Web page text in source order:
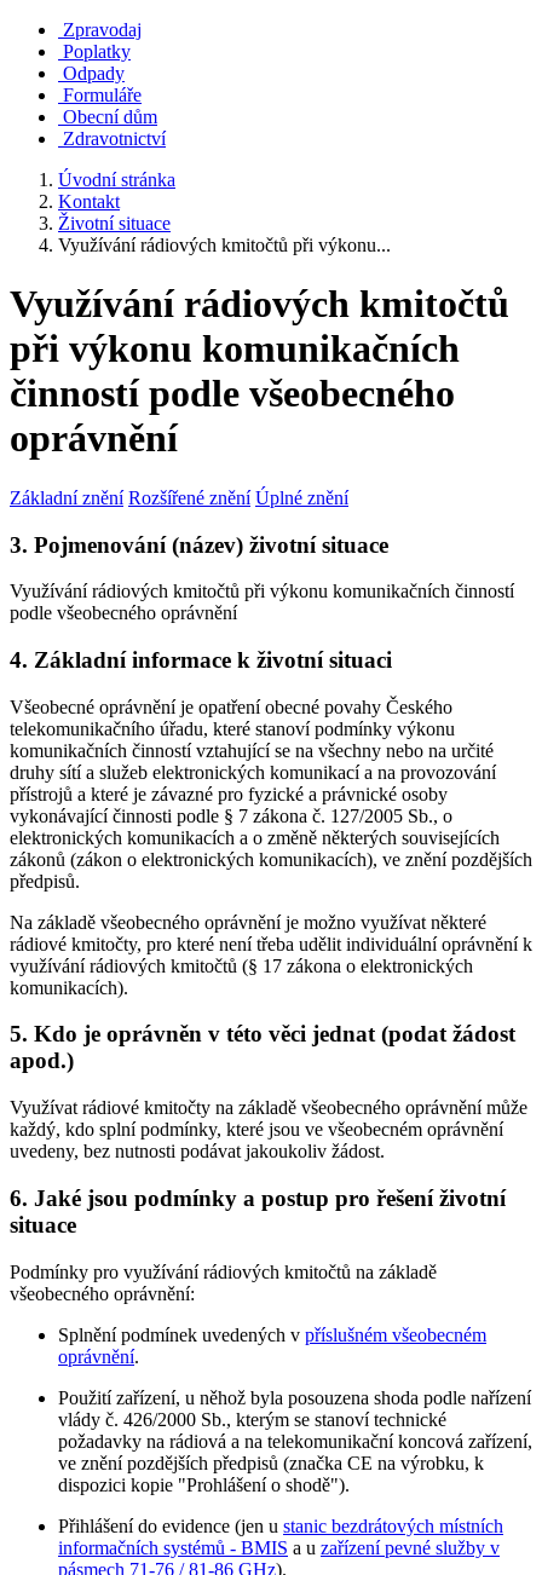
Zpravodaj
Poplatky
Odpady
Formuláře
Obecní dům
Zdravotnictví
Úvodní stránka
Kontakt
Životní situace
Využívání rádiových kmitočtů při výkonu...
Využívání rádiových kmitočtů
při výkonu komunikačních
činností podle všeobecného
oprávnění
Základní znění Rozšířené znění Úplné znění
3. Pojmenování (název) životní situace
Využívání rádiových kmitočtů při výkonu komunikačních činností
podle všeobecného oprávnění
4. Základní informace k životní situaci
Všeobecné oprávnění je opatření obecné povahy Českého
telekomunikačního úřadu, které stanoví podmínky výkonu
komunikačních činností vztahující se na všechny nebo na určité
druhy sítí a služeb elektronických komunikací a na provozování
přístrojů a které je závazné pro fyzické a právnické osoby
vykonávající činnosti podle § 7 zákona č. 127/2005 Sb., o
elektronických komunikacích a o změně některých souvisejících
zákonů (zákon o elektronických komunikacích), ve znění pozdějších
předpisů.
Na základě všeobecného oprávnění je možno využívat některé
rádiové kmitočty, pro které není třeba udělit individuální oprávnění k
využívání rádiových kmitočtů (§ 17 zákona o elektronických
komunikacích).
5. Kdo je oprávněn v této věci jednat (podat žádost
apod.)
Využívat rádiové kmitočty na základě všeobecného oprávnění může
každý, kdo splní podmínky, které jsou ve všeobecném oprávnění
uvedeny, bez nutnosti podávat jakoukoliv žádost.
6. Jaké jsou podmínky a postup pro řešení životní
situace
Podmínky pro využívání rádiových kmitočtů na základě
všeobecného oprávnění:
Splnění podmínek uvedených v příslušném všeobecném
oprávnění.
Použití zařízení, u něhož byla posouzena shoda podle nařízení
vlády č. 426/2000 Sb., kterým se stanoví technické
požadavky na rádiová a na telekomunikační koncová zařízení,
ve znění pozdějších předpisů (značka CE na výrobku, k
dispozici kopie "Prohlášení o shodě").
Přihlášení do evidence (jen u stanic bezdrátových místních
informačních systémů - BMIS a u zařízení pevné služby v
pásmech 71-76 / 81-86 GHz).